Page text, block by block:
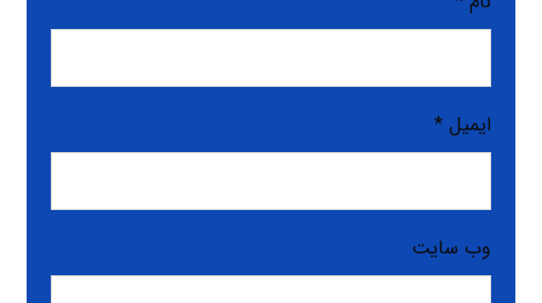
ایمیل*
وب‌ سایت